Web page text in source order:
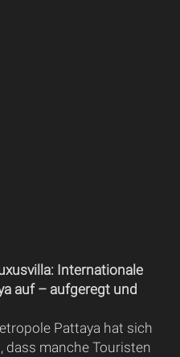
Internationale
auf – aufgeregt und
Pattaya hat sich
dass manche Touristen